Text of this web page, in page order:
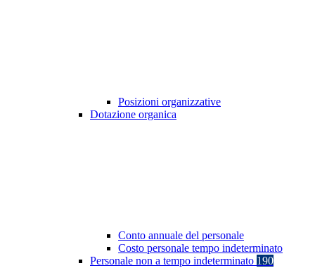
Posizioni organizzative
Dotazione organica
Conto annuale del personale
Costo personale tempo indeterminato
Personale non a tempo indeterminato 190